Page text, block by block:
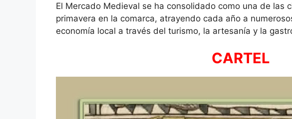
El Mercado Medieval se ha consolidado como una de las
primavera en la comarca, atrayendo cada año a
economía local a través del turismo, la artesanía y la
CARTEL